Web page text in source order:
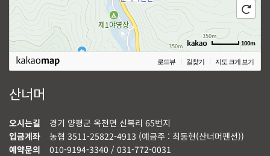
100m
로드뷰 길찾기 지도 크게 보기
산너머
오시는길
경기 양평군 옥천면 신복리 65번지
입금계좌
농협 3511-25822-4913 (예금주 : 최동현(산너머펜션))
예약문의
010-9194-3340 / 031-772-0031